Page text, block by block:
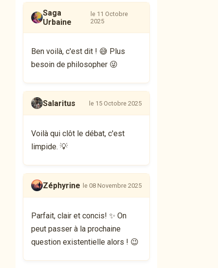
Saga
Urbaine
le 11 Octobre
2025
Ben voilà, c'est dit ! 😅 Plus
besoin de philosopher 😜
Salaritus le 15 Octobre 2025
Voilà qui clôt le débat, c'est
limpide. 💡
Zéphyrine le 08 Novembre 2025
Parfait, clair et concis! ✨ On
peut passer à la prochaine
question existentielle alors ! 😉